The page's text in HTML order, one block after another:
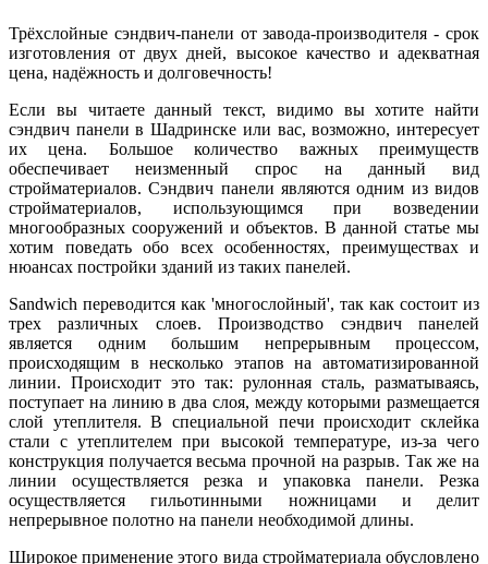
Трёхслойные сэндвич-панели от завода-производителя - срок
изготовления от двух дней, высокое качество и адекватная
цена, надёжность и долговечность!
Если вы читаете данный текст, видимо вы хотите найти
сэндвич панели в Шадринске или вас, возможно, интересует
их цена. Большое количество важных преимуществ
обеспечивает неизменный спрос на данный вид
стройматериалов. Сэндвич панели являются одним из видов
стройматериалов, использующимся при возведении
многообразных сооружений и объектов. В данной статье мы
хотим поведать обо всех особенностях, преимуществах и
нюансах постройки зданий из таких панелей.
Sandwich переводится как 'многослойный', так как состоит из
трех различных слоев. Производство сэндвич панелей
является одним большим непрерывным процессом,
происходящим в несколько этапов на автоматизированной
линии. Происходит это так: рулонная сталь, разматываясь,
поступает на линию в два слоя, между которыми размещается
слой утеплителя. В специальной печи происходит склейка
стали с утеплителем при высокой температуре, из-за чего
конструкция получается весьма прочной на разрыв. Так же на
линии осуществляется резка и упаковка панели. Резка
осуществляется гильотинными ножницами и делит
непрерывное полотно на панели необходимой длины.
Широкое применение этого вида стройматериала обусловлено